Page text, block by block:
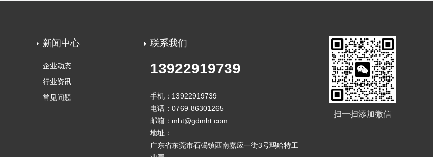
新闻中心
企业动态
行业资讯
常见问题
扫一扫添加微信
联系我们
13922919739
手机：13922919739
电话：0769-86301265
邮箱：mht@gdmht.com
地址：
广东省东莞市石碣镇西南嘉应一街3号玛哈特工